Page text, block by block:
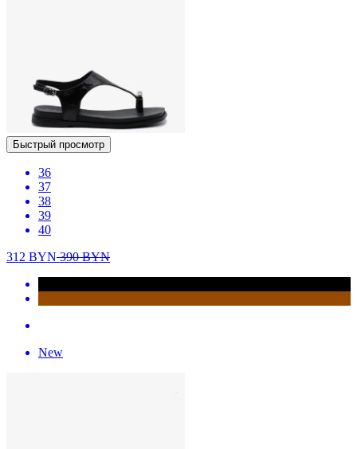
Быстрый просмотр
36
37
38
39
40
312 BYN390BYN
New